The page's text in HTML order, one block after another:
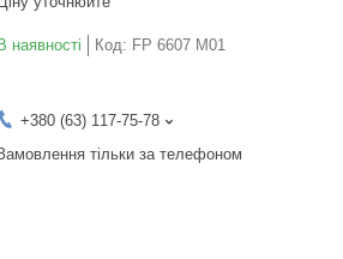
В наявності Код: FP 6607 M01
+380 (63) 117-75-78
тільки за телефоном